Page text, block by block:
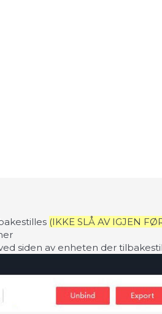
(IKKE SLÅ AV IGJEN
siden av enheten der